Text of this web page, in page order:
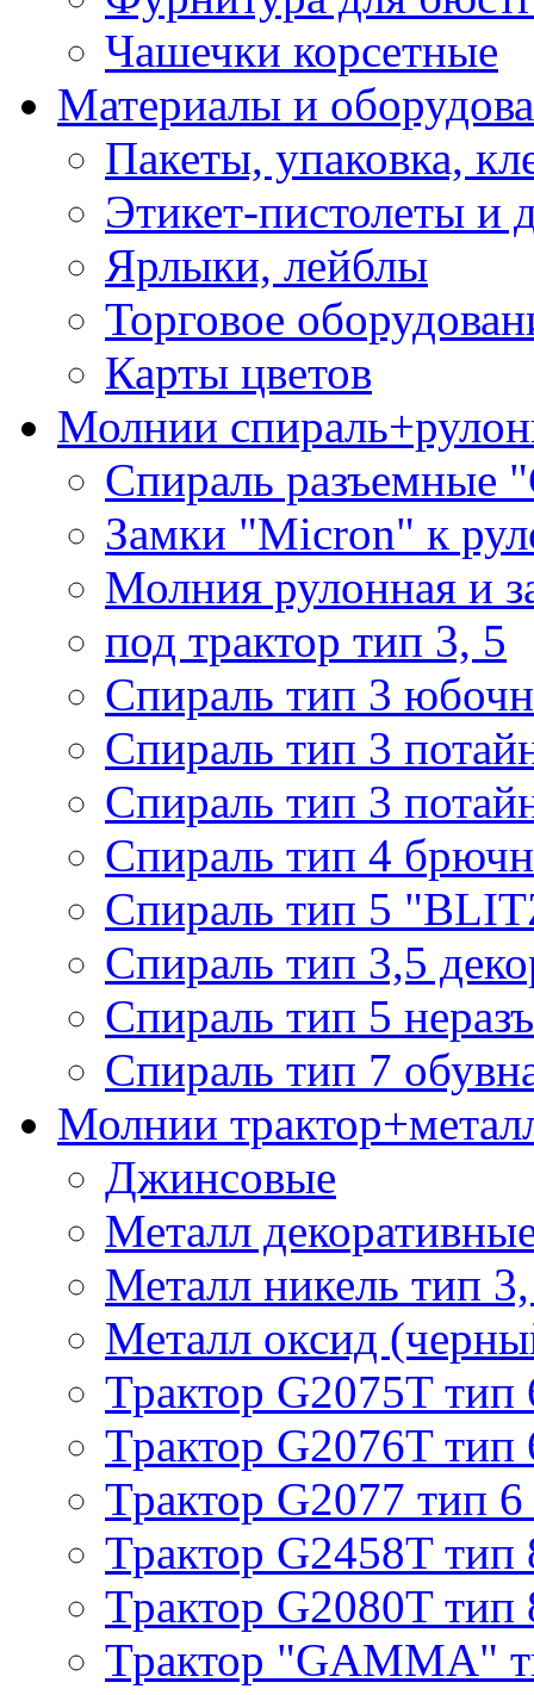
Чашечки корсетные
Материалы и
Пакеты, упаковка,
Этикет-пистолеты и
Ярлыки, лейблы
Торговое
Карты цветов
Молнии
Спираль разъемные
Замки "Micron" к
Молния рулонная и
под трактор тип 3, 5
Спираль тип 3
Спираль тип 3
Спираль тип 3
Спираль тип 4
Спираль тип 5
Спираль тип 3,5
Спираль тип 5
Спираль тип 7
Молнии
Джинсовые
Металл
Металл никель тип
Металл оксид
Трактор G2075T тип
Трактор G2076T тип
Трактор G2077 тип 6
Трактор G2458T тип
Трактор G2080T тип
Трактор "GAMMA"